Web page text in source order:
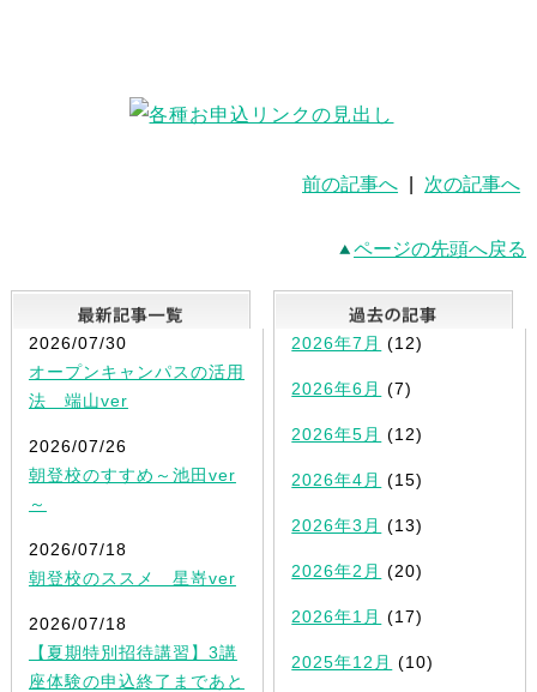
前の記事へ 次の記事へ
ページの先頭へ戻る
最新記事一覧
2026/07/30
オープンキャンパスの活用
法 端山ver
2026/07/26
朝登校のすすめ～池田ver
～
2026/07/18
朝登校のススメ 星嵜ver
2026/07/18
【夏期特別招待講習】3講
座体験の申込終了まであと
2026年7月 (12)
2026年6月 (7)
2026年5月 (12)
2026年4月 (15)
2026年3月 (13)
2026年2月 (20)
2026年1月 (17)
2025年12月 (10)